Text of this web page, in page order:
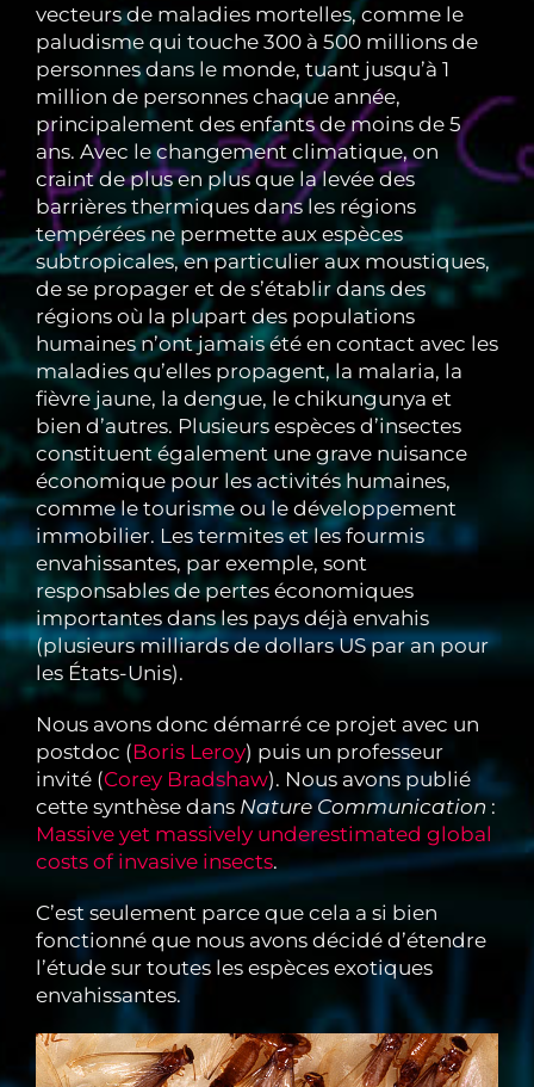
vecteurs de maladies mortelles, comme le
paludisme qui touche 300 à 500 millions de
personnes dans le monde, tuant jusqu’à 1
million de personnes chaque année,
principalement des enfants de moins de 5
ans. Avec le changement climatique, on
craint de plus en plus que la levée des
barrières thermiques dans les régions
tempérées ne permette aux espèces
subtropicales, en particulier aux moustiques,
de se propager et de s’établir dans des
régions où la plupart des populations
humaines n’ont jamais été en contact avec les
maladies qu’elles propagent, la malaria, la
fièvre jaune, la dengue, le chikungunya et
bien d’autres. Plusieurs espèces d’insectes
constituent également une grave nuisance
économique pour les activités humaines,
comme le tourisme ou le développement
immobilier. Les termites et les fourmis
envahissantes, par exemple, sont
responsables de pertes économiques
importantes dans les pays déjà envahis
(plusieurs milliards de dollars US par an pour
les États-Unis).
Nous avons donc démarré ce projet avec un
postdoc (Boris Leroy) puis un professeur
invité (Corey Bradshaw). Nous avons publié
cette synthèse dans Nature Communication :
Massive yet massively underestimated global
costs of invasive insects.
C’est seulement parce que cela a si bien
fonctionné que nous avons décidé d’étendre
l’étude sur toutes les espèces exotiques
envahissantes.